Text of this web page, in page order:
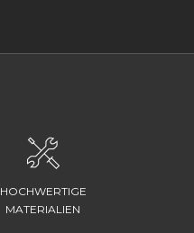
HOCHWERTIGE
MATERIALIEN